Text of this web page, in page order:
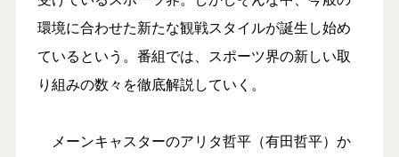
環境に合わせた新たな観戦スタイルが誕生し始め
ているという。番組では、スポーツ界の新しい取
り組みの数々を徹底解説していく。
メーンキャスターのアリタ哲平（有田哲平）か